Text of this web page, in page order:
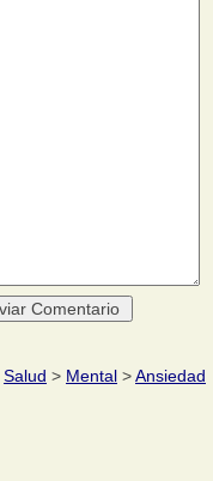
Salud > Mental >Ansiedad